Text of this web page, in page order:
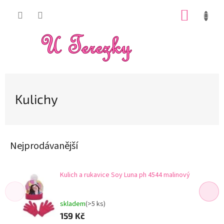
Kulichy
Nejprodávanější
Kulich a rukavice Soy Luna ph 4544 malinový
skladem(>5 ks)
159 Kč